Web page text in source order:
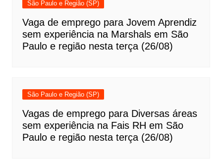
São Paulo e Região (SP)
Vaga de emprego para Jovem Aprendiz
sem experiência na Marshals em São
Paulo e região nesta terça (26/08)
São Paulo e Região (SP)
Vagas de emprego para Diversas áreas
sem experiência na Fais RH em São
Paulo e região nesta terça (26/08)